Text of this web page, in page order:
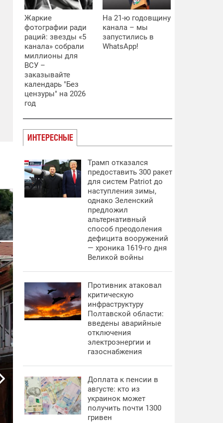
Жаркие
фотографии ради
раций: звезды «5
канала» собрали
миллионы для
ВСУ –
заказывайте
календарь "Без
цензуры" на 2026
год
На 21-ю годовщину
канала – мы
запустились в
WhatsApp!
ИНТЕРЕСНЫЕ
Трамп отказался
предоставить 300 ракет
для систем Patriot до
наступления зимы,
однако Зеленский
предложил
альтернативный
способ преодоления
дефицита вооружений
— хроника 1619-го дня
Великой войны
Противник атаковал
критическую
инфраструктуру
Полтавской области:
введены аварийные
отключения
электроэнергии и
газоснабжения
Доплата к пенсии в
августе: кто из
украинок может
получить почти 1300
гривен